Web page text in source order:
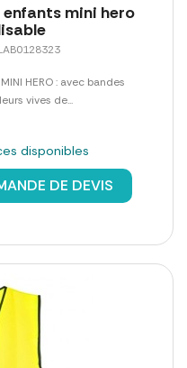
mini hero
HERO : avec bandes
vives de...
disponibles
DE DEVIS